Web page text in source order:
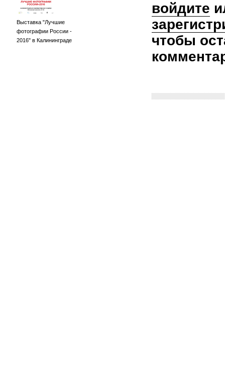
Выставка "Лучшие
фотографии России -
2016" в Калининграде
войдите
чтобы